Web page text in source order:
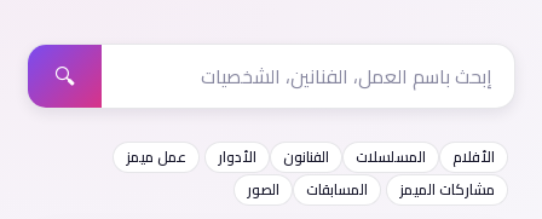
🔍
الأفلام المسلسلات الفنانون الأدوار
عمل ميمز
مشاركات الميمز
المسابقات الصور